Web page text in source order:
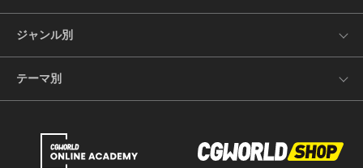
ジャンル別
テーマ別